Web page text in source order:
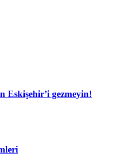
Eskişehir’i gezmeyin!